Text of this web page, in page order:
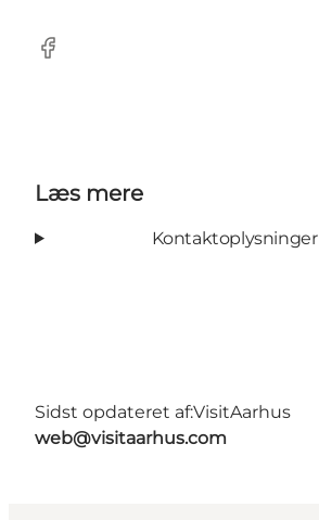
Facebook
Læs mere
Kontaktoplysninger
Sidst opdateret af:VisitAarhus
web@visitaarhus.com